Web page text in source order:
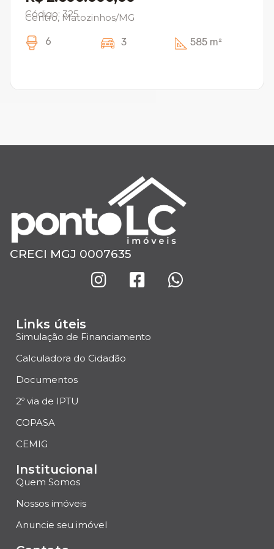
Código: 325
Centro, Matozinhos/MG
6 3 585 m²
CRECI MGJ 0007635
Links úteis
Simulação de Financiamento
Calculadora do Cidadão
Documentos
2º via de IPTU
COPASA
CEMIG
Institucional
Quem Somos
Nossos imóveis
Anuncie seu imóvel